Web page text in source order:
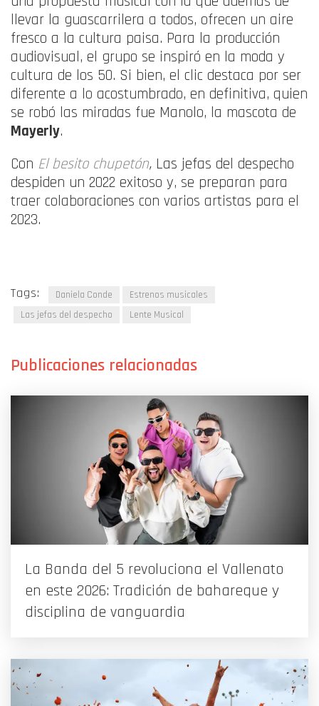
llevar la guascarrilera a todos, ofrecen un aire
fresco a la cultura paisa. Para la producción
audiovisual, el grupo se inspiró en la moda y
cultura de los 50. Si bien, el clic destaca por ser
diferente a lo acostumbrado, en definitiva, quien
se robó las miradas fue Manolo, la mascota de
Mayerly.
Con El besito chupetón, Las jefas del despecho
despiden un 2022 exitoso y, se preparan para
traer colaboraciones con varios artistas para el
2023.
Tags: Daniela Conde
Estrenos musicales
Las jefas del despecho
Lente Musical
La Banda del 5 revoluciona el Vallenato
en este 2026: Tradición de bahareque y
disciplina de vanguardia